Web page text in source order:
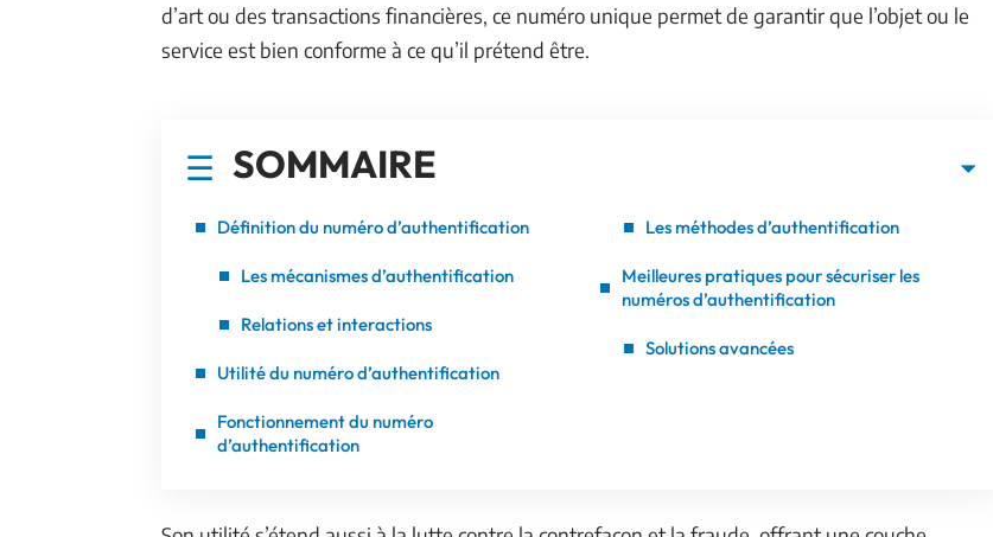
d’art ou des transactions financières, ce numéro unique permet de garantir que l’objet ou le
service est bien conforme à ce qu’il prétend être.
SOMMAIRE
Définition du numéro d’authentification
Les mécanismes d’authentification
Relations et interactions
Utilité du numéro d’authentification
Fonctionnement du numéro
d’authentification
Les méthodes d’authentification
Meilleures pratiques pour sécuriser les
numéros d’authentification
Solutions avancées